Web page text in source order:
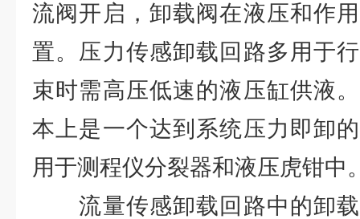
流阀开启，卸载阀在液压和作
置。压力传感卸载回路多用于
束时需高压低速的液压缸供液
本上是一个达到系统压力即卸
用于测程仪分裂器和液压虎钳中
流量传感卸载回路中的卸载